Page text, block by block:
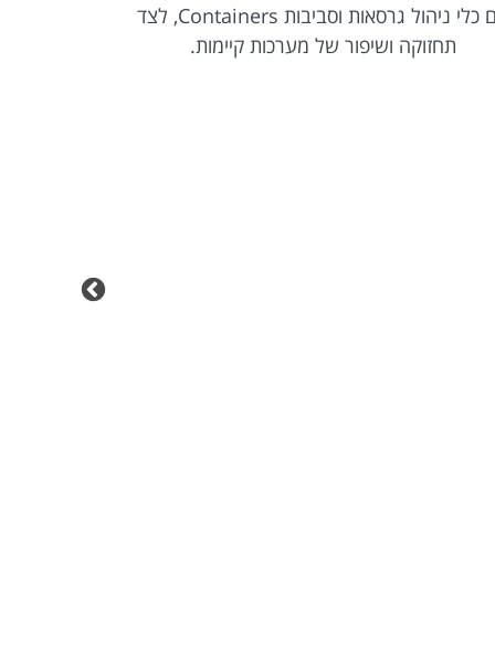
עם כלי ניהול גרסאות וסביבות Containers, לצד
תחזוקה ושיפור של מערכות קיימות.